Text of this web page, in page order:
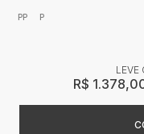
PP P
LEVE
R$